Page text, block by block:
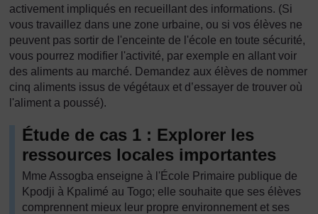
activement impliqués en recueillant des informations. (Si
vous travaillez dans une zone urbaine, ou si vos élèves ne
peuvent pas sortir de l'enceinte de l'école en toute sécurité,
vous pourrez modifier l'activité, par exemple en allant voir
des aliments au marché. Demandez aux élèves de nommer
cinq aliments issus de végétaux et d’essayer de trouver où
l'aliment a poussé).
Étude de cas 1 : Explorer les
ressources locales importantes
Mme Assogba enseigne à l'École Primaire publique de
Kpodji à Kpalimé au Togo; elle souhaite que ses élèves
comprennent mieux leur propre environnement et ses